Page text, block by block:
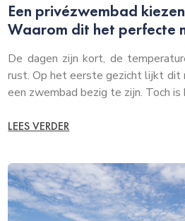
Een privézwembad
Waarom dit het perfecte
De dagen zijn kort, de
rust. Op het eerste gezicht lijkt
een zwembad bezig te zijn. Toch
LEES VERDER